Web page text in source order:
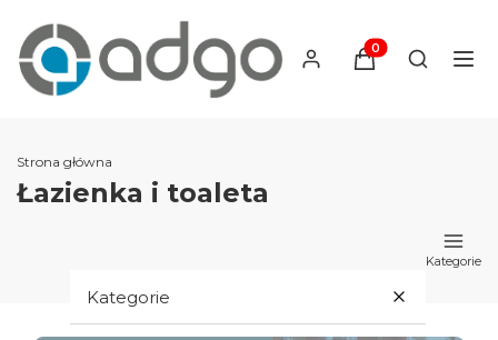
Produkty w
Otwórz
Strona główna
Łazienka i toaleta
Kategorie
Kategorie